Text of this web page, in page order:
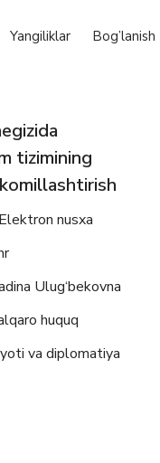
Yangiliklar Bog’lanish
tizimining
Elektron nusxa
Ulug‘bekovna
huquq
va diplomatiya